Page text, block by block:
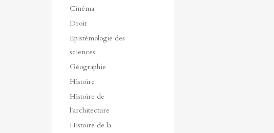
Cinéma
Droit
Epistémologie des
sciences
Géographie
Histoire
Histoire de
l'architecture
Histoire de la